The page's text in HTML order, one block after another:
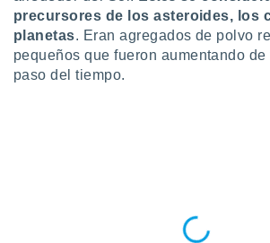
en
más
precursores de los asteroides, los
planetas. Eran agregados de polvo
pequeños que fueron aumentando de
paso del tiempo.